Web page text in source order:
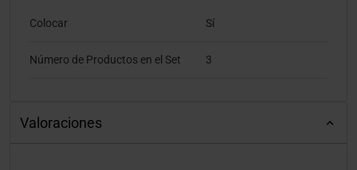
Colocar Sí
Número de Productos en el Set 3
Valoraciones